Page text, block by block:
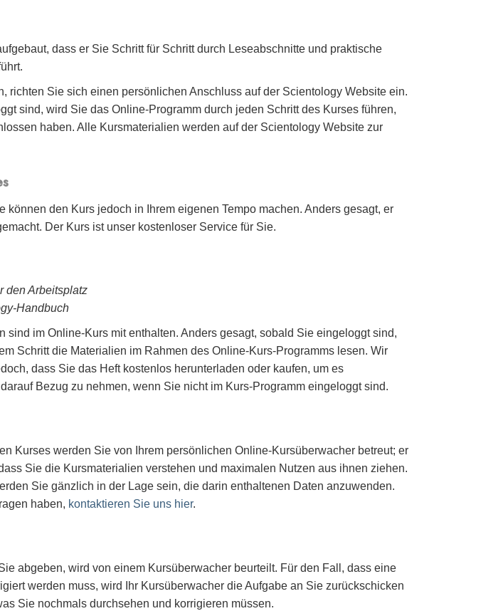
dass er Sie Schritt für Schritt durch Leseabschnitte und praktische
richten Sie sich einen persönlichen Anschluss auf der Scientology Website ein.
sind, wird Sie das Online-Programm durch jeden Schritt des Kurses führen,
haben. Alle Kursmaterialien werden auf der Scientology Website zur
können den Kurs jedoch in Ihrem eigenen Tempo machen. Anders gesagt, er
Der Kurs ist unser kostenloser Service für Sie.
den Arbeitsplatz
Handbuch
sind im Online-Kurs mit enthalten. Anders gesagt, sobald Sie eingeloggt sind,
Schritt die Materialien im Rahmen des Online-Kurs-Programms lesen. Wir
dass Sie das Heft kostenlos herunterladen oder kaufen, um es
Bezug zu nehmen, wenn Sie nicht im Kurs-Programm eingeloggt sind.
Kurses werden Sie von Ihrem persönlichen Online-Kursüberwacher betreut; er
Sie die Kursmaterialien verstehen und maximalen Nutzen aus ihnen ziehen.
Sie gänzlich in der Lage sein, die darin enthaltenen Daten anzuwenden.
haben, kontaktieren Sie uns hier.
abgeben, wird von einem Kursüberwacher beurteilt. Für den Fall, dass eine
werden muss, wird Ihr Kursüberwacher die Aufgabe an Sie zurückschicken
Sie nochmals durchsehen und korrigieren müssen.